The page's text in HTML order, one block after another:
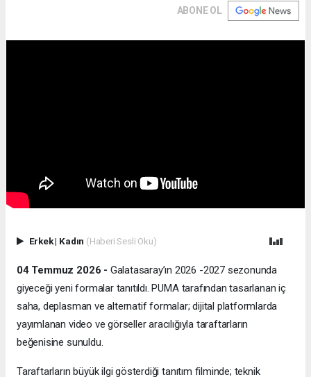
ABONE OL
Erkek| Kadın (Haberi Sesli Oku)
04 Temmuz 2026 - Galatasaray’ın 2026 -2027 sezonunda
giyeceği yeni formalar tanıtıldı. PUMA tarafından tasarlanan iç
saha, deplasman ve alternatif formalar; dijital platformlarda
yayımlanan video ve görseller aracılığıyla taraftarların
beğenisine sunuldu.
Taraftarların büyük ilgi gösterdiği tanıtım filminde; teknik